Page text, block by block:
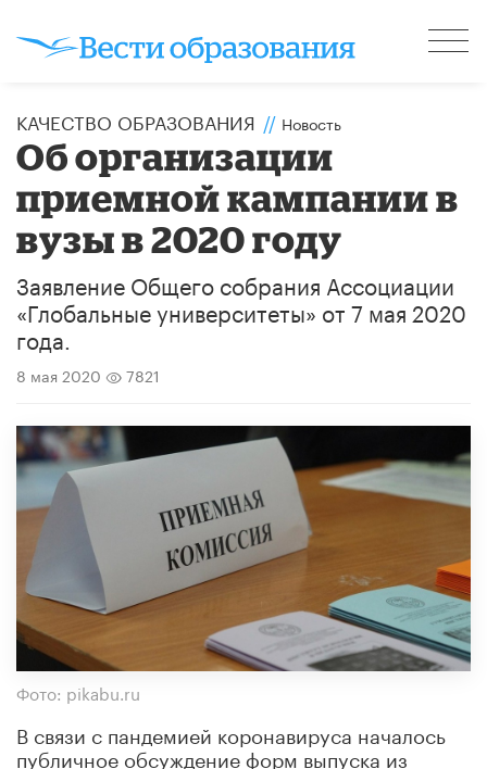
КАЧЕСТВО ОБРАЗОВАНИЯ // Новость
Об организации
приемной кампании в
вузы в 2020 году
Заявление Общего собрания Ассоциации
«Глобальные университеты» от 7 мая 2020
года.
8 мая 2020 7821
Фото: pikabu.ru
В связи с пандемией коронавируса началось
публичное обсуждение форм выпуска из